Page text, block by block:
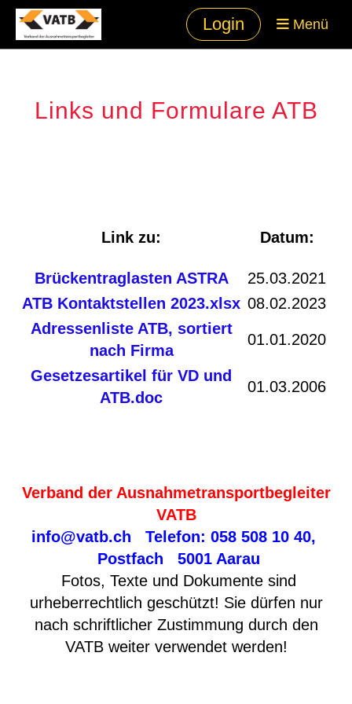
Login Menü
Links und Formulare ATB
Link zu: Datum:
Brückentraglasten ASTRA
25.03.2021
ATB Kontaktstellen 2023.xlsx 08.02.2023
Adressenliste ATB, sortiert
nach Firma
01.01.2020
Gesetzesartikel für VD und
ATB.doc
01.03.2006
Verband der Ausnahmetransportbegleiter
VATB
info@vatb.ch Telefon: 058 508 10 40,
Postfach 5001 Aarau
Fotos, Texte und Dokumente sind
urheberrechtlich geschützt! Sie dürfen nur
nach schriftlicher Zustimmung durch den
VATB weiter verwendet werden!